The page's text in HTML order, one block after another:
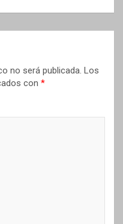
no será publicada. Los
con *